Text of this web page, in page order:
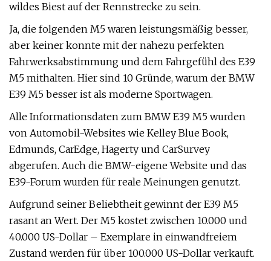
wildes Biest auf der Rennstrecke zu sein.
Ja, die folgenden M5 waren leistungsmäßig besser,
aber keiner konnte mit der nahezu perfekten
Fahrwerksabstimmung und dem Fahrgefühl des E39
M5 mithalten. Hier sind 10 Gründe, warum der BMW
E39 M5 besser ist als moderne Sportwagen.
Alle Informationsdaten zum BMW E39 M5 wurden
von Automobil-Websites wie Kelley Blue Book,
Edmunds, CarEdge, Hagerty und CarSurvey
abgerufen. Auch die BMW-eigene Website und das
E39-Forum wurden für reale Meinungen genutzt.
Aufgrund seiner Beliebtheit gewinnt der E39 M5
rasant an Wert. Der M5 kostet zwischen 10.000 und
40.000 US-Dollar – Exemplare in einwandfreiem
Zustand werden für über 100.000 US-Dollar verkauft.